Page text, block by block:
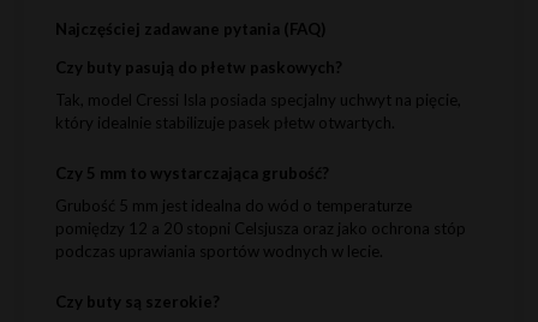
Najczęściej zadawane pytania (FAQ)
Czy buty pasują do płetw paskowych?
Tak, model Cressi Isla posiada specjalny uchwyt na pięcie,
który idealnie stabilizuje pasek płetw otwartych.
Czy 5 mm to wystarczająca grubość?
Grubość 5 mm jest idealna do wód o temperaturze
pomiędzy 12 a 20 stopni Celsjusza oraz jako ochrona stóp
podczas uprawiania sportów wodnych w lecie.
Czy buty są szerokie?